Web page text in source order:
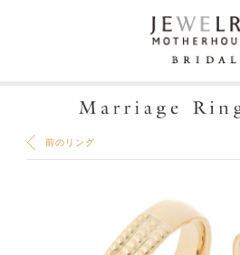
前のリング